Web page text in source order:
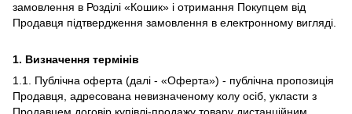
замовлення в Розділі «Кошик» і отримання Покупцем від
Продавця підтвердження замовлення в електронному вигляді.
1. Визначення термінів
1.1. Публічна оферта (далі - «Оферта») - публічна пропозиція
Продавця, адресована невизначеному колу осіб, укласти з